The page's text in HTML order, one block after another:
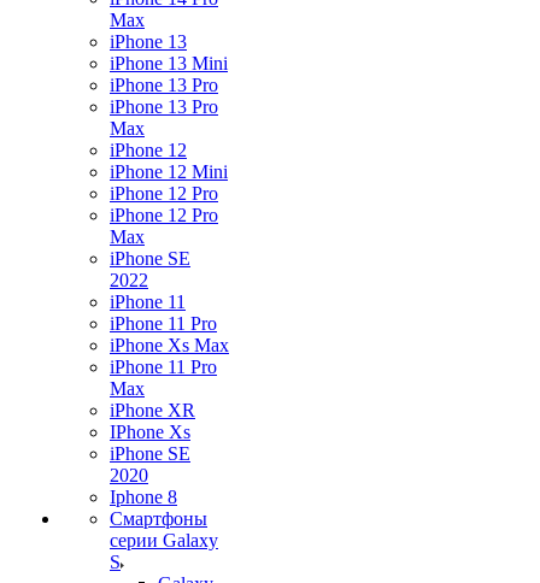
Max
iPhone 13
iPhone 13 Mini
iPhone 13 Pro
iPhone 13 Pro
Max
iPhone 12
iPhone 12 Mini
iPhone 12 Pro
iPhone 12 Pro
Max
iPhone SE
2022
iPhone 11
iPhone 11 Pro
iPhone Xs Max
iPhone 11 Pro
Max
iPhone XR
IPhone Xs
iPhone SE
2020
Iphone 8
Смартфоны
серии Galaxy
S